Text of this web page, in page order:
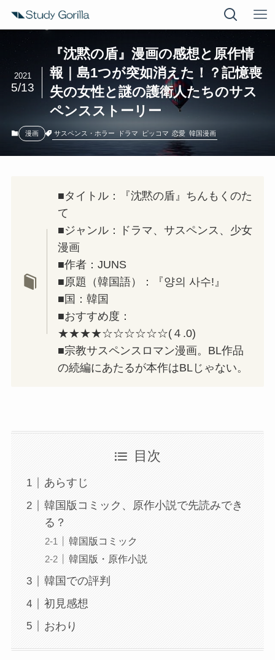
『沈黙の盾』漫画の感想と原作情
報｜島1つが突如消えた！？記憶喪
失の女性と謎の護衛人たちのサス
ペンスストーリー
2021
5/13
漫画 サスペンス・ホラー ドラマ ピッコマ 恋愛 韓国漫画
■タイトル：『沈黙の盾』ちんもくのた
て
■ジャンル：ドラマ、サスペンス、少女
漫画
■作者：JUNS
■原題（韓国語）：『양의 사수!』
■国：韓国
■おすすめ度：
★★★★☆☆☆☆☆☆(４.0)
■宗教サスペンスロマン漫画。BL作品
の続編にあたるが本作はBLじゃない。
目次
あらすじ
韓国版コミック、原作小説で先読みでき
る？
韓国版コミック
韓国版・原作小説
韓国での評判
初見感想
おわり